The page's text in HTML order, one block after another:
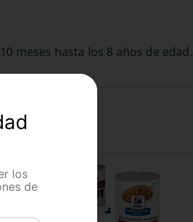
meses hasta los 8 años de edad.
los
de